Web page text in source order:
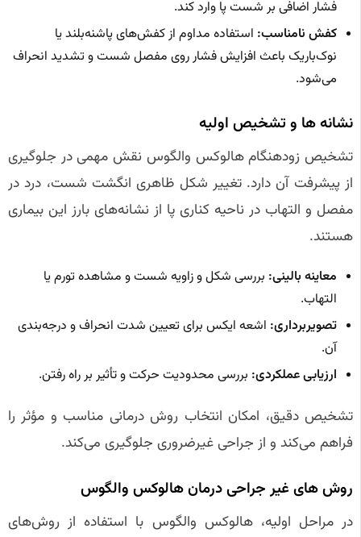
فشار اضافی بر شست پا وارد کند.
کفش نامناسب: استفاده مداوم از کفش‌های پاشنه‌بلند یا
نوک‌باریک باعث افزایش فشار روی مفصل شست و تشدید انحراف
می‌شود.
نشانه‌ ها و تشخیص اولیه
تشخیص زودهنگام هالوکس والگوس نقش مهمی در جلوگیری
از پیشرفت آن دارد. تغییر شکل ظاهری انگشت شست، درد در
مفصل و التهاب در ناحیه کناری پا از نشانه‌های بارز این بیماری
هستند.
معاینه بالینی: بررسی شکل و زاویه شست و مشاهده تورم یا
التهاب.
تصویربرداری: اشعه ایکس برای تعیین شدت انحراف و درجه‌بندی
آن.
ارزیابی عملکردی: بررسی محدودیت حرکت و تأثیر بر راه رفتن.
تشخیص دقیق، امکان انتخاب روش درمانی مناسب و مؤثر را
فراهم می‌کند و از جراحی غیرضروری جلوگیری می‌کند.
روش‌ های غیر جراحی درمان هالوکس والگوس
در مراحل اولیه، هالوکس والگوس با استفاده از روش‌های